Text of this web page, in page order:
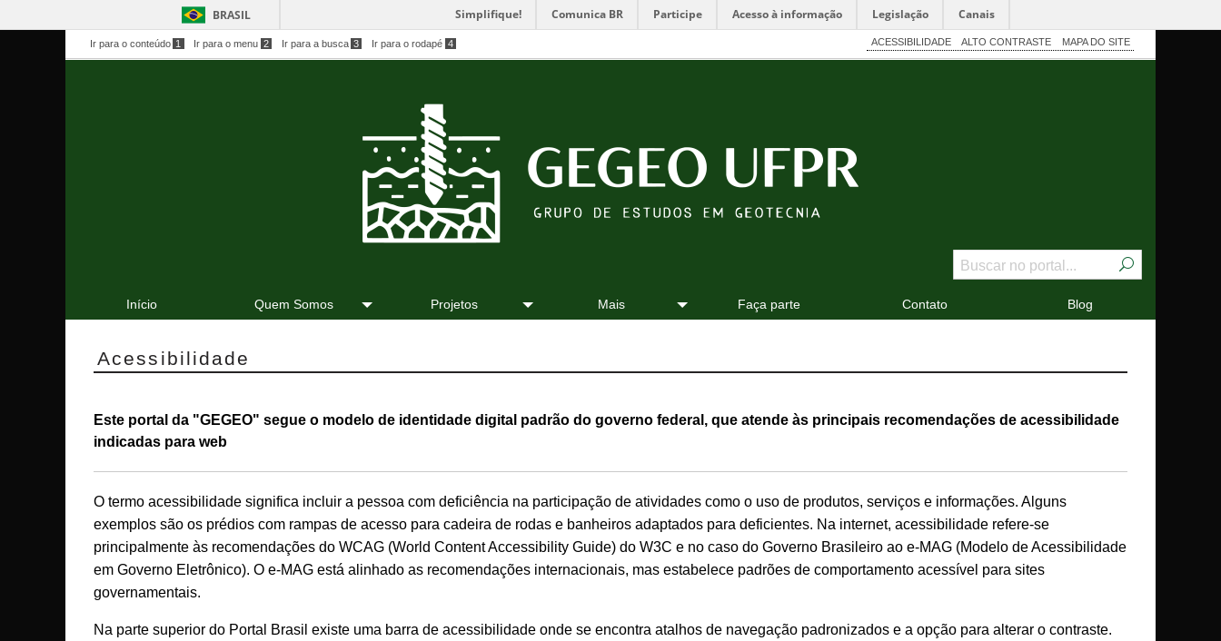
BRASIL Simplifique! Comunica BR Participe Acesso à informação Legislação Canais
Ir para o conteúdo 1 Ir para o menu 2 Ir para a busca 3 Ir para o rodapé 4 ACESSIBILIDADE ALTO CONTRASTE MAPA DO SITE
Início Quem Somos Projetos Mais Faça parte Contato Blog
Acessibilidade
Este portal da "GEGEO" segue o modelo de identidade digital padrão do governo federal, que atende às principais recomendações de acessibilidade
indicadas para web
O termo acessibilidade significa incluir a pessoa com deficiência na participação de atividades como o uso de produtos, serviços e informações. Alguns
exemplos são os prédios com rampas de acesso para cadeira de rodas e banheiros adaptados para deficientes. Na internet, acessibilidade refere-se
principalmente às recomendações do WCAG (World Content Accessibility Guide) do W3C e no caso do Governo Brasileiro ao e-MAG (Modelo de Acessibilidade
em Governo Eletrônico). O e-MAG está alinhado as recomendações internacionais, mas estabelece padrões de comportamento acessível para sites
governamentais.
Na parte superior do Portal Brasil existe uma barra de acessibilidade onde se encontra atalhos de navegação padronizados e a opção para alterar o contraste.